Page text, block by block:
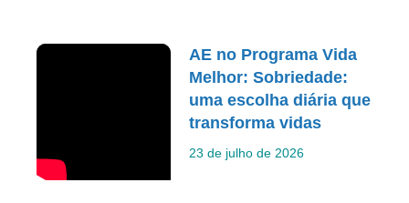
AE no Programa Vida
Melhor: Sobriedade:
uma escolha diária que
transforma vidas
23 de julho de 2026